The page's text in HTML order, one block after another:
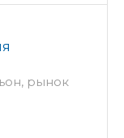
рынок